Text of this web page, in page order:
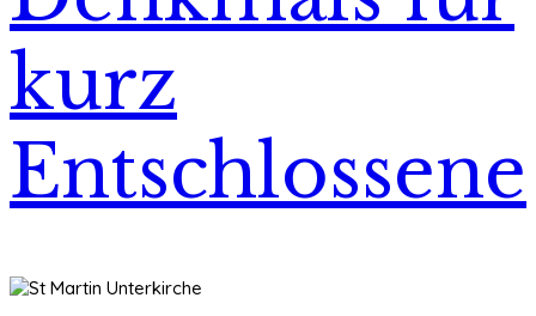
kurz
Entschlossene